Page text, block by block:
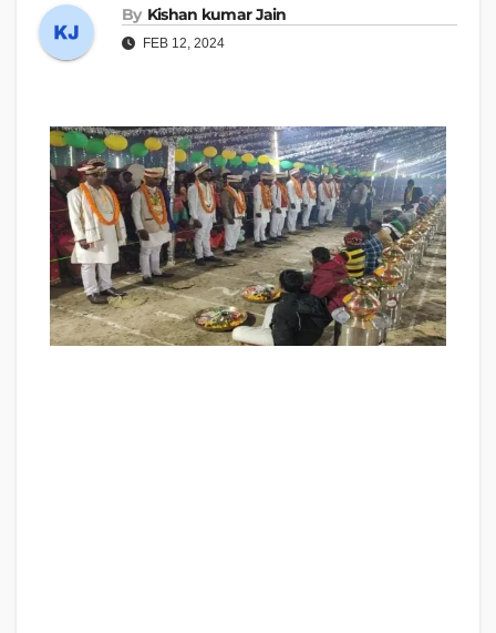
By Kishan kumar Jain
FEB 12, 2024